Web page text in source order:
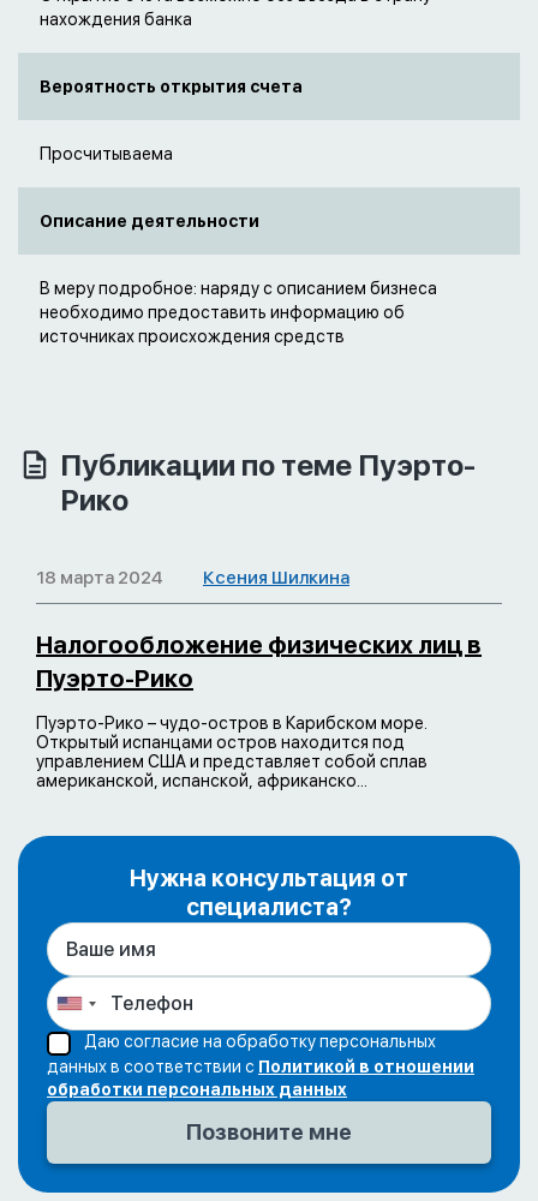
нахождения банка
Вероятность открытия счета
Просчитываема
Описание деятельности
В меру подробное: наряду с описанием бизнеса
необходимо предоставить информацию об
источниках происхождения средств
Публикации по теме Пуэрто-
Рико
18 марта 2024 Ксения Шилкина
Налогообложение физических лиц в
Пуэрто-Рико
Пуэрто-Рико – чудо-остров в Карибском море.
Открытый испанцами остров находится под
управлением США и представляет собой сплав
американской, испанской, африканско...
Нужна консультация от
специалиста?
Даю согласие на обработку персональных
данных в соответствии с Политикой в отношении
обработки персональных данных